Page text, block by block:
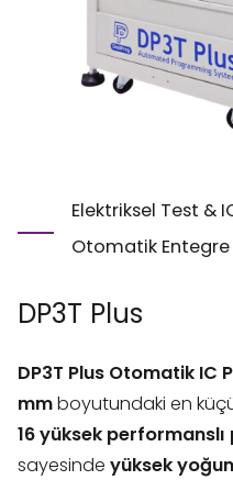
Elektriksel Test &
Otomatik
DP3T Plus
DP3T Plus Otomatik IC
mmboyutundaki en
16 yüksek
sayesindeyüksek